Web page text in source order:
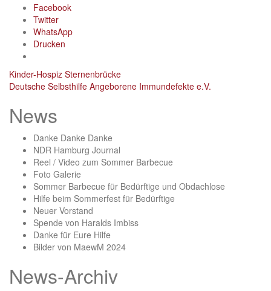
Facebook
Twitter
WhatsApp
Drucken
Post
navigation
Kinder-Hospiz Sternenbrücke
Deutsche Selbsthilfe Angeborene Immundefekte e.V.
News
Danke Danke Danke
NDR Hamburg Journal
Reel / Video zum Sommer Barbecue
Foto Galerie
Sommer Barbecue für Bedürftige und Obdachlose
Hilfe beim Sommerfest für Bedürftige
Neuer Vorstand
Spende von Haralds Imbiss
Danke für Eure Hilfe
Bilder von MaewM 2024
News-Archiv